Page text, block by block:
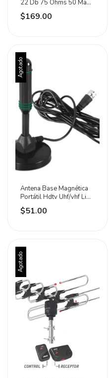
22 Db 75 Ohms 50 Ma
Aski
$169.00
Agotado
Antena Base Magnética
Portátil Hdtv Uhf/vhf Lion
Tools
$51.00
Agotado